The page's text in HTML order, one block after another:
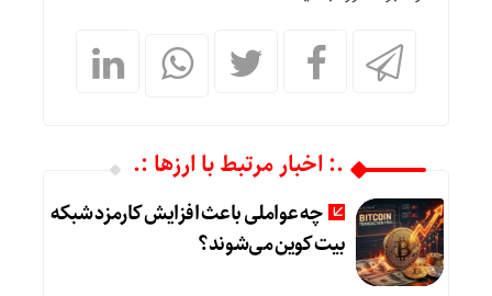
.: اخبار مرتبط با ارزها :.
چه عواملی باعث افزایش کارمزد شبکه
بیت کوین می‌شوند؟